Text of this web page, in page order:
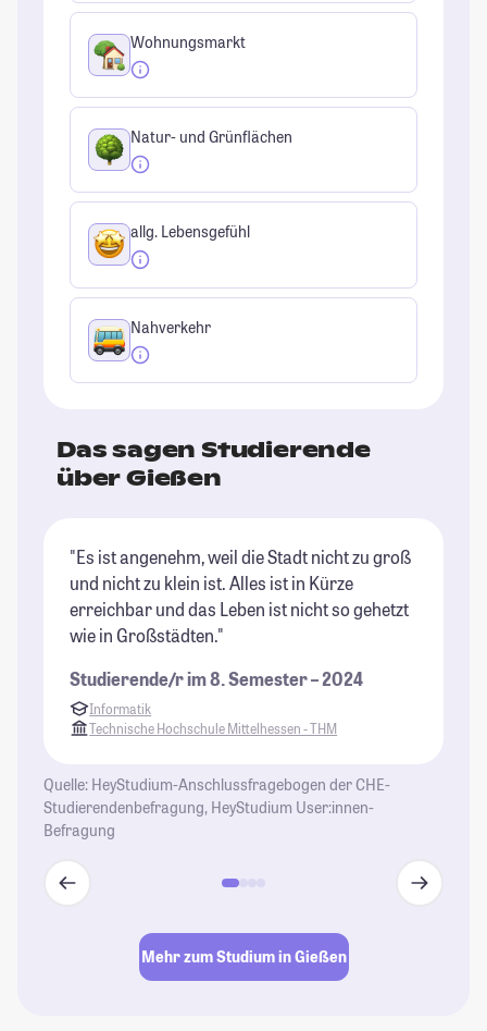
Wohnungsmarkt
Natur- und Grünflächen
allg. Lebensgefühl
Nahverkehr
Das sagen Studierende
über Gießen
"Es ist angenehm, weil die Stadt nicht zu groß
und nicht zu klein ist. Alles ist in Kürze
erreichbar und das Leben ist nicht so gehetzt
wie in Großstädten."
Studierende/r im 8. Semester – 2024
Informatik
Technische Hochschule Mittelhessen - THM
Quelle: HeyStudium-Anschlussfragebogen der CHE-
Studierendenbefragung, HeyStudium User:innen-
Befragung
Mehr zum Studium in Gießen